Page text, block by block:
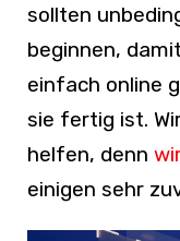
sollten
beginnen,
einfach online
sie fertig ist.
helfen, denn
einigen sehr